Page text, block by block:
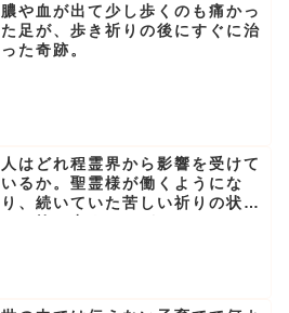
膿や血が出て少し歩くのも痛かっ
た足が、歩き祈りの後にすぐに治
った奇跡。
人はどれ程霊界から影響を受けて
いるか。聖霊様が働くようにな
り、続いていた苦しい祈りの状況